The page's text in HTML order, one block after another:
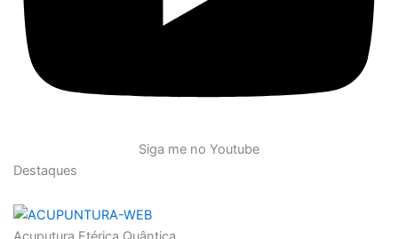
Siga me no Youtube
Destaques